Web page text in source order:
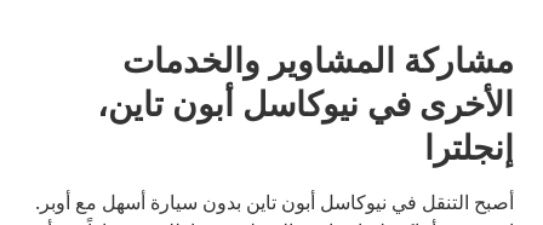
مشاركة المشاوير والخدمات
الأخرى في نيوكاسل أبون تاين،
إنجلترا
أصبح التنقل في نيوكاسل أبون تاين بدون سيارة أسهل مع أوبر.